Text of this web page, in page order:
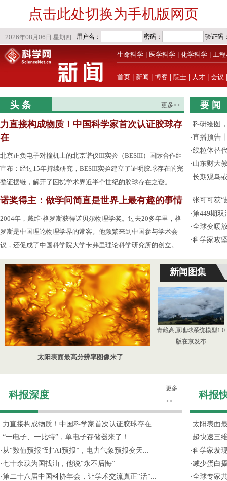
点击此处切换为手机版网页
生命科学 医学科学 化学科学 工
首页 新闻 博客 院士 人才 会议
头 条 更多>>
力直接构成物质！中国科学家首次认证胶球存
在
北京正负电子对撞机上的北京谱仪III实验（BESIII）国际合作组
宣布：经过15年持续研究，BESIII实验建立了证明胶球存在的完
整证据链，解开了困扰学术界近半个世纪的胶球存在之谜。
诺奖得主：做学问简直是世界上最有趣的事情
2004年，戴维·格罗斯获得诺贝尔物理学奖。过去20多年里，格
罗斯是中国理论物理学界的常客。他频繁来到中国参与学术会
议，还促成了中国科学院大学卡弗里理论科学研究所的创立。
要 闻
·科研绘图
·直播预告
·线粒体替
· 山东财大
·长期观鸟
·张可可获“
·第449期双
·全球变暖
·科学家攻
太阳表面最高分辨率图像来了
新闻图集
青藏高原地球系统模型1.0
版在京发布
科报深度
更多
>>
· 力直接构成物质！中国科学家首次认证胶球存在
·“一电子、一比特”，单电子存储器来了！
· 从“数值预报”到“AI预报”，电力气象预报变天...
·七十余载为国找油，他说“永不后悔”
·第二十八届中国科协年会，让学术交流真正“活”...
科报
· 太阳表面
· 超快速三
·科学家发
·减少蛋白
·全球专家